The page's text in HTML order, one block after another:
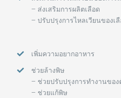
– ส่งเสริมการผลิตเลือด
– ปรับปรุงการไหลเวียนของเ
เพิ่มความอยากอาหาร
ช่วยล้างพิษ
– ช่วยปรับปรุงการทำงานของ
– ช่วยแก้พิษ